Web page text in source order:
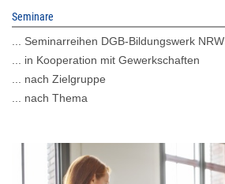
Seminare
... Seminarreihen DGB-Bildungswerk NRW
... in Kooperation mit Gewerkschaften
... nach Zielgruppe
... nach Thema